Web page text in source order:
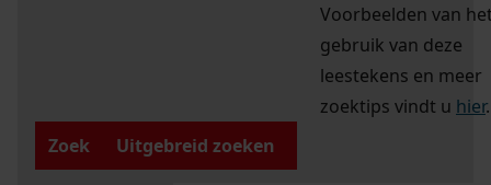
Voorbeelden van
gebruik van deze
leestekens en meer
zoektips vindt u hier.
Zoek
Uitgebreid zoeken